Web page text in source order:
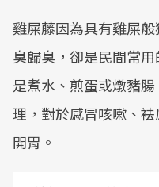
雞屎藤因為具有雞屎
臭歸臭，卻是民間常
是煮水、煎蛋或燉豬
理，對於感冒咳嗽、
開胃。